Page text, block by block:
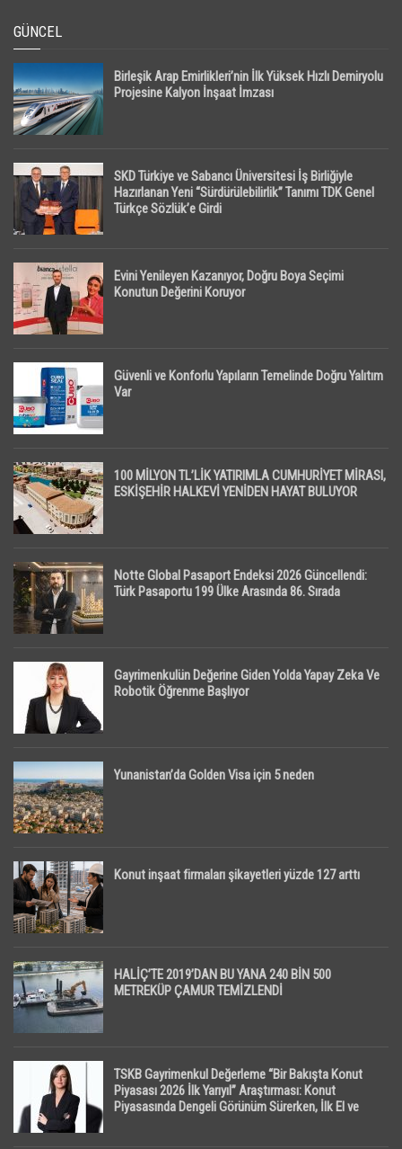
GÜNCEL
Birleşik Arap Emirlikleri’nin İlk Yüksek Hızlı Demiryolu
Projesine Kalyon İnşaat İmzası
SKD Türkiye ve Sabancı Üniversitesi İş Birliğiyle
Hazırlanan Yeni “Sürdürülebilirlik” Tanımı TDK Genel
Türkçe Sözlük’e Girdi
Evini Yenileyen Kazanıyor, Doğru Boya Seçimi
Konutun Değerini Koruyor
Güvenli ve Konforlu Yapıların Temelinde Doğru Yalıtım
Var
100 MİLYON TL’LİK YATIRIMLA CUMHURİYET MİRASI,
ESKİŞEHİR HALKEVİ YENİDEN HAYAT BULUYOR
Notte Global Pasaport Endeksi 2026 Güncellendi:
Türk Pasaportu 199 Ülke Arasında 86. Sırada
Gayrimenkulün Değerine Giden Yolda Yapay Zeka Ve
Robotik Öğrenme Başlıyor
Yunanistan’da Golden Visa için 5 neden
Konut inşaat firmaları şikayetleri yüzde 127 arttı
HALİÇ’TE 2019’DAN BU YANA 240 BİN 500
METREKÜP ÇAMUR TEMİZLENDİ
TSKB Gayrimenkul Değerleme “Bir Bakışta Konut
Piyasası 2026 İlk Yarıyıl” Araştırması: Konut
Piyasasında Dengeli Görünüm Sürerken, İlk El ve